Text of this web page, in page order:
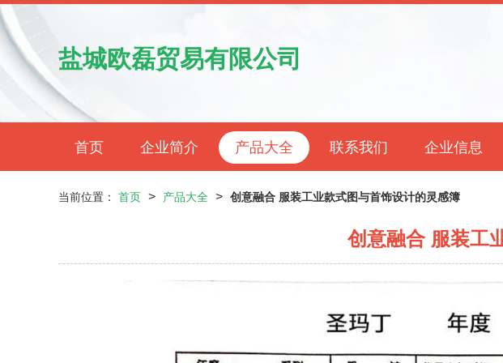
盐城欧磊贸易有限公司
首页 企业简介 产品大全 联系我们 企业信息
当前位置： 首页 > 产品大全 > 创意融合 服装工业款式图与首饰设计的灵感簿
创意融合 服装工